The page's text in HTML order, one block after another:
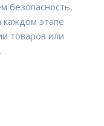
безопасность,
каждом этапе
товаров или